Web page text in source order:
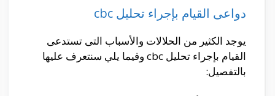
دواعى القيام بإجراء تحليل cbc
يوجد الكثير من الحلالات والأسباب التى تستدعى
القيام بإجراء تحليل cbc وفيما يلي سنتعرف عليها
بالتفصيل: